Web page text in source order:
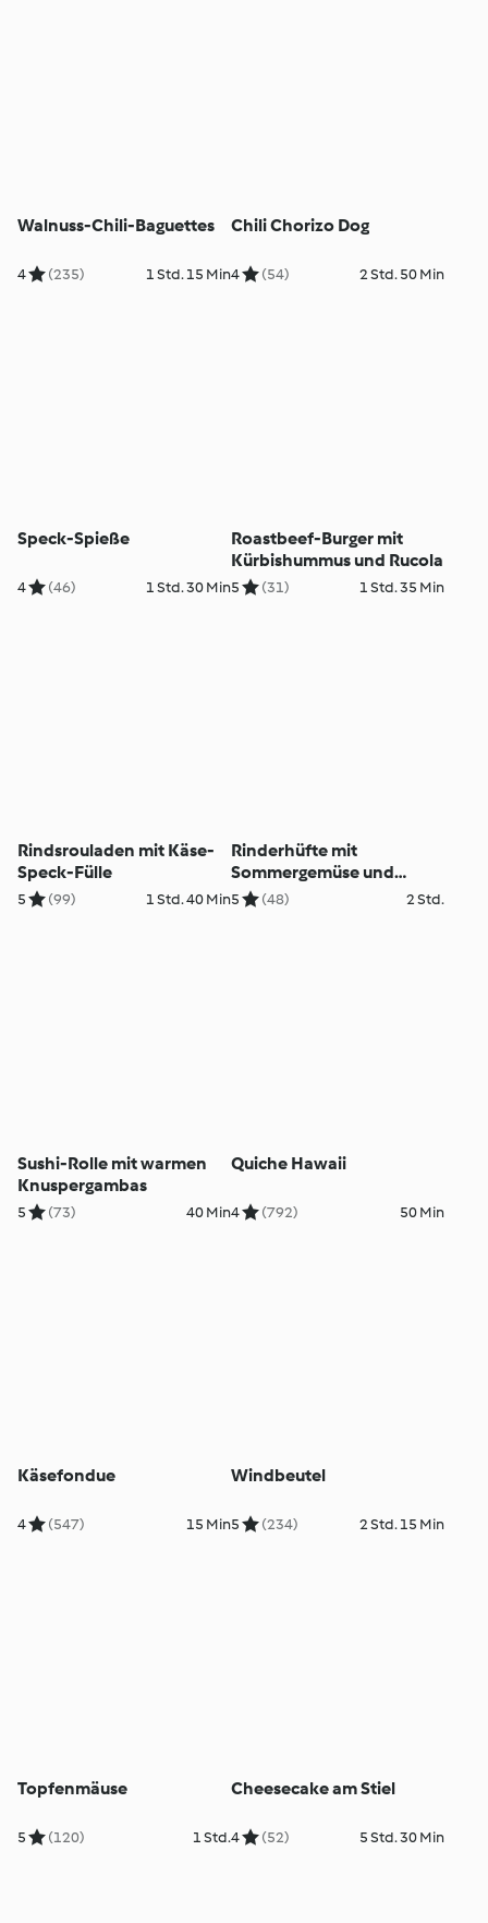
Walnuss-Chili-Baguettes
4 (235) 1 Std. 15 Min
Chili Chorizo Dog
4 (54) 2 Std. 50 Min
Speck-Spieße
4 (46) 1 Std. 30 Min
Roastbeef-Burger mit
Kürbishummus und Rucola
5 (31) 1 Std. 35 Min
Rindsrouladen mit Käse-
Speck-Fülle
5 (99) 1 Std. 40 Min
Rinderhüfte mit
Sommergemüse und
Hollandaise
5 (48) 2 Std.
Sushi-Rolle mit warmen
Knuspergambas
5 (73) 40 Min
Quiche Hawaii
4 (792) 50 Min
Käsefondue
4 (547) 15 Min
Windbeutel
5 (234) 2 Std. 15 Min
Topfenmäuse
5 (120) 1 Std.
Cheesecake am Stiel
4 (52) 5 Std. 30 Min